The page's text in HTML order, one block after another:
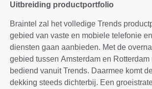
Uitbreiding productportfolio
Braintel zal het volledige Trends
gebied van vaste en mobiele telefonie
diensten gaan aanbieden. Met de
gebied tussen Amsterdam en Rotterdam
bediend vanuit Trends. Daarmee komt
dekking steeds dichterbij. Een